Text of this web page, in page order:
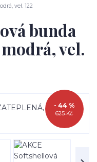
vel. 122
bunda
vel.
625 Kč
- 44 %